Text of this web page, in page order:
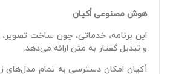
هوش مصنوعی اُکیان
این برنامه، خدماتی، چون ساخت تصویر،
و تبدیل گفتار به متن ارائه می‌دهد.
أکیان امکان دسترسی به تمام